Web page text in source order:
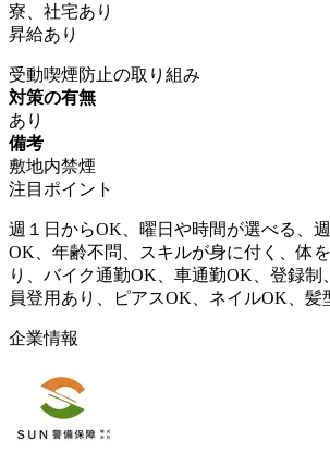
寮、社宅あり
昇給あり
受動喫煙防止の取り組み
対策の有無
あり
備考
敷地内禁煙
注目ポイント
週１日からOK、曜日や時間が選べる、
OK、年齢不問、スキルが身に付く、体
り、バイク通勤OK、車通勤OK、登録制
員登用あり、ピアスOK、ネイルOK、髪
企業情報